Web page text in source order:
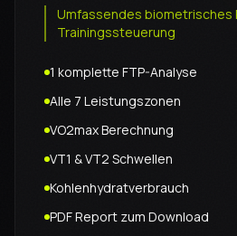
Umfassendes biometrisches
Trainingssteuerung
1 komplette FTP-Analyse
Alle 7 Leistungszonen
VO2max Berechnung
VT1 & VT2 Schwellen
Kohlenhydratverbrauch
PDF Report zum Download